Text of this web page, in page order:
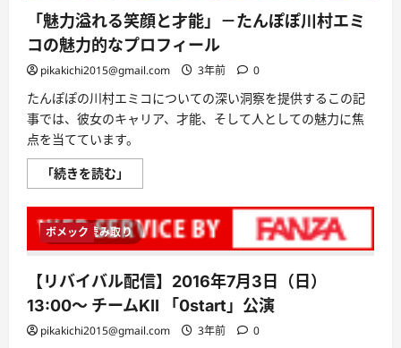
読
む
「魅力溢れる笑顔と才能」－たんぽぽ川村エミ
コの魅力的なプロフィール
pikakichi2015@gmail.com 3年前 0
たんぽぽの川村エミコについての深い洞察を提供するこの記
事では、彼女のキャリア、才能、そして人としての魅力に焦
点を当てています。
「続きを読む」
力
れ
る
笑
顔
才
能」
－
た
ぽ
1 分読み取り
ボメック
【リバイバル配信】2016年7月3日（日）
13:00〜 チームKII 「0start」公演
pikakichi2015@gmail.com 3年前 0